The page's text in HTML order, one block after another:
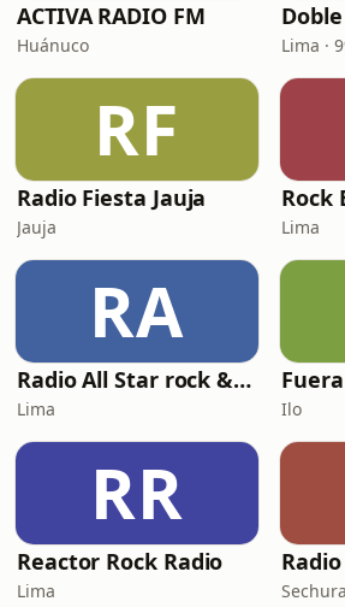
ACTIVA RADIO FM
Huánuco Lima ·
RF
Radio Fiesta Jauja
Jauja
Rock
Lima
RA
Radio All Star rock & pop on line
Lima Ilo
RR
Reactor Rock Radio
Lima